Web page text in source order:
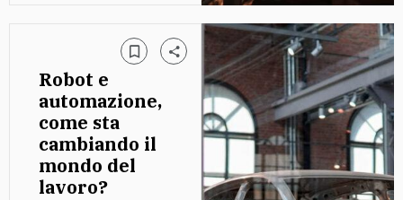
Robot e
automazione,
come sta
cambiando il
mondo del
lavoro?